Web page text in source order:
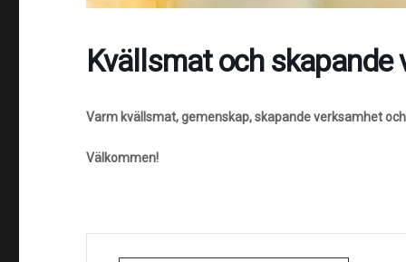
Kvällsmat och
Varm kvällsmat, gemenskap, skapande verksamhet
Välkommen!